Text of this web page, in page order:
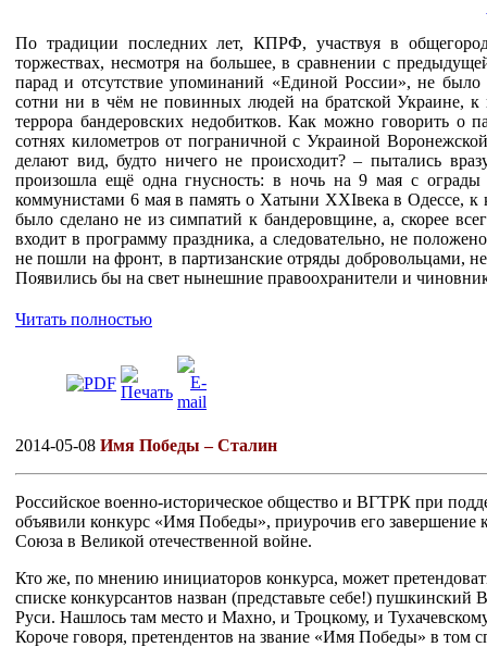
По традиции последних лет, КПРФ, участвуя в
торжествах, несмотря на большее, в сравнении с
парад и отсутствие упоминаний «Единой России», не
сотни ни в чём не повинных людей на братской Украине, к
террора бандеровских недобитков. Как можно говорить о
сотнях километров от пограничной с Украиной
делают вид, будто ничего не происходит? – пытались
произошла ещё одна гнусность: в ночь на 9 мая с ограды
коммунистами 6 мая в память о Хатыни ХХIвека в Одессе,
было сделано не из симпатий к бандеровщине, а, скорее
входит в программу праздника, а следовательно, не
не пошли на фронт, в партизанские отряды добровольцами,
Появились бы на свет нынешние правоохранители и
Читать полностью
2014-05-08 Имя Победы – Сталин
Российское военно-историческое общество и ВГТРК при
объявили конкурс «Имя Победы», приурочив его
Союза в Великой отечественной войне.
Кто же, по мнению инициаторов конкурса, может
списке конкурсантов назван (представьте себе!)
Руси. Нашлось там место и Махно, и Троцкому, и
Короче говоря, претендентов на звание «Имя Победы» в том